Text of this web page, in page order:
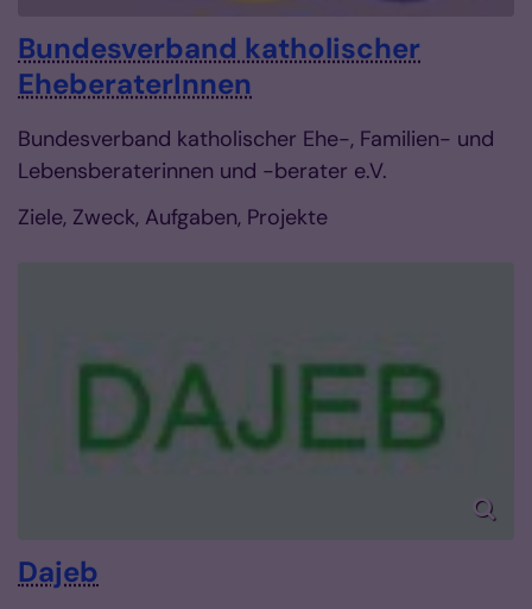
Bundesverband katholischer
EheberaterInnen
Bundesverband katholischer Ehe-, Familien- und
Lebensberaterinnen und -berater e.V.
Ziele, Zweck, Aufgaben, Projekte
Dajeb